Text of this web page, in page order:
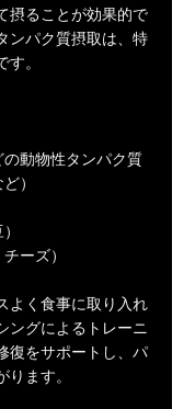
摂ることが効果的で
ンパク質摂取は、特
す。
動物性タンパク質
）
ーズ）
よく食事に取り入れ
ングによるトレーニ
復をサポートし、パ
ります。